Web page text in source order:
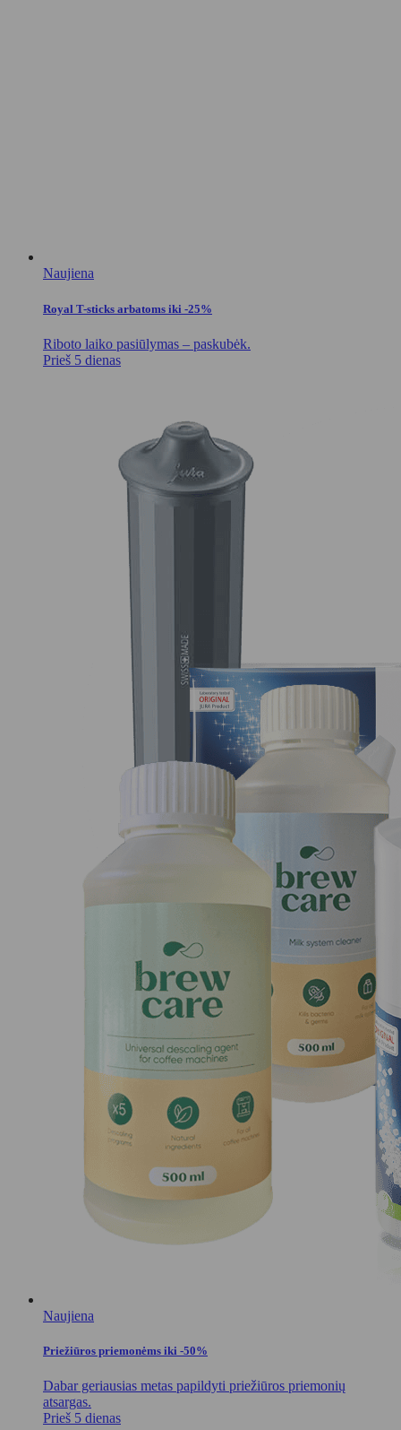
Naujiena
Royal T-sticks arbatoms iki -25%
Riboto laiko pasiūlymas – paskubėk.
Prieš 5 dienas
Naujiena
Priežiūros priemonėms iki -50%
Dabar geriausias metas papildyti priežiūros priemonių
atsargas.
Prieš 5 dienas